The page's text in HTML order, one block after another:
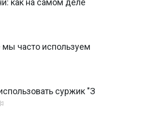
как на самом деле
часто используем
суржик "З